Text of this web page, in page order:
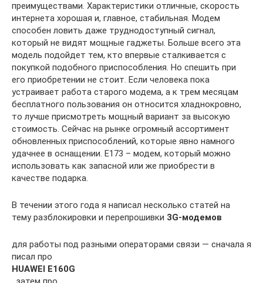
преимуществами. Характеристики отличные, скорость
интернета хорошая и, главное, стабильная. Модем
способен ловить даже труднодоступный сигнал,
который не видят мощные гаджеты. Больше всего эта
модель подойдет тем, кто впервые сталкивается с
покупкой подобного приспособления. Но спешить при
его приобретении не стоит. Если человека пока
устраивает работа старого модема, а к трем месяцам
бесплатного пользования он относится хладнокровно,
то лучше присмотреть мощный вариант за высокую
стоимость. Сейчас на рынке огромный ассортимент
обновленных приспособлений, которые явно намного
удачнее в оснащении. E173 – модем, который можно
использовать как запасной или же приобрести в
качестве подарка.
В течении этого года я написал несколько статей на
тему разблокировки и перепрошивки 3G-модемов
для работы под разными операторами связи — сначала я
писал про
HUAWEI E160G